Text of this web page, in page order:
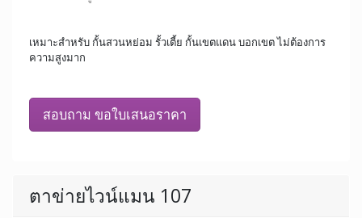
เหมาะสำหรับ กั้นสวนหย่อม รั้วเตี้ย กั้นเขตแดน บอกเขต ไม่ต้องการ
ความสูงมาก
สอบถาม ขอใบเสนอราคา
ตาข่ายไวน์แมน 107